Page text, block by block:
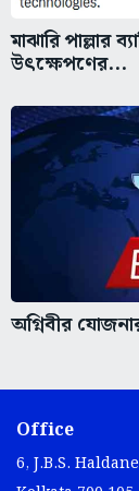
মাঝারি পাল্লার
উৎক্ষেপণের...
অগ্নিবীর
Office
6, J.B.S.